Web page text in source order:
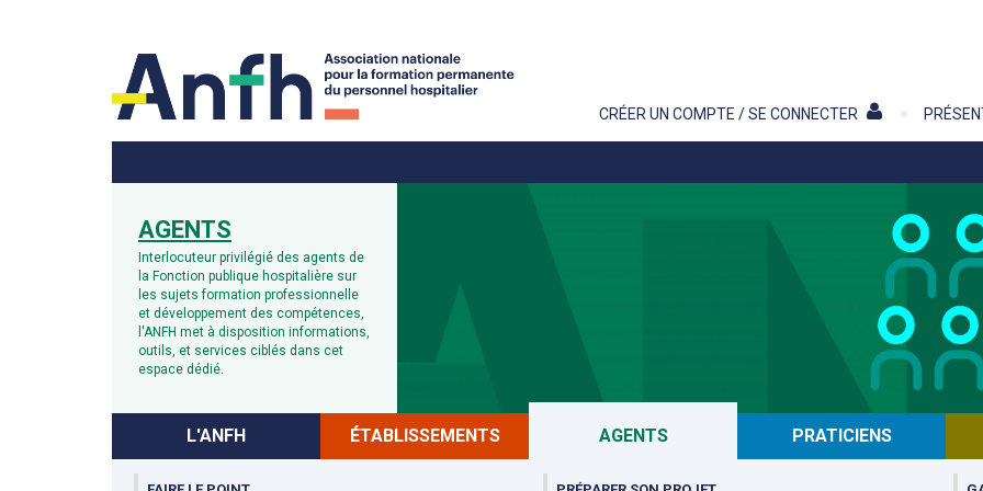
CRÉER UN COMPTE / SE CONNECTER
AGENTS
Interlocuteur privilégié des agents de
la Fonction publique hospitalière sur
les sujets formation professionnelle
et développement des compétences,
l'ANFH met à disposition informations,
outils, et services ciblés dans cet
espace dédié.
L'ANFH ÉTABLISSEMENTS AGENTS PRATICIENS